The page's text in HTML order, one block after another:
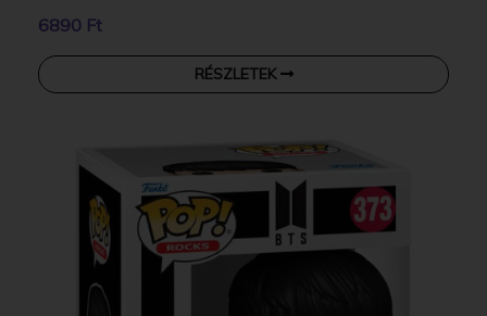
6890 Ft
RÉSZLETEK